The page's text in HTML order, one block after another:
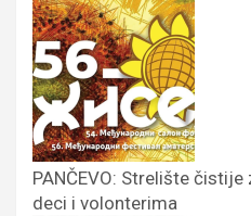
PANČEVO: Strelište
deci i volonterima